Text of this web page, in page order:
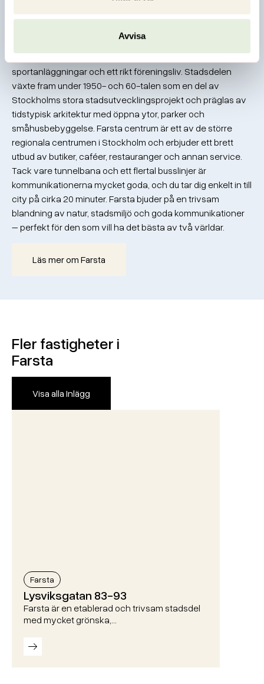
Avvisa
Ågesta friluftsområde, vilket ger fina möjligheter till friluftsliv,
sportanläggningar och ett rikt föreningsliv. Stadsdelen
växte fram under 1950- och 60-talen som en del av
Stockholms stora stadsutvecklingsprojekt och präglas av
tidstypisk arkitektur med öppna ytor, parker och
småhusbebyggelse. Farsta centrum är ett av de större
regionala centrumen i Stockholm och erbjuder ett brett
utbud av butiker, caféer, restauranger och annan service.
Tack vare tunnelbana och ett flertal busslinjer är
kommunikationerna mycket goda, och du tar dig enkelt in till
city på cirka 20 minuter. Farsta bjuder på en trivsam
blandning av natur, stadsmiljö och goda kommunikationer
– perfekt för den som vill ha det bästa av två världar.
Läs mer om Farsta
Fler fastigheter i
Farsta
Visa alla Inlägg
Farsta
Lysviksgatan 83-93
Farsta är en etablerad och trivsam stadsdel
med mycket grönska,…
Läs mer